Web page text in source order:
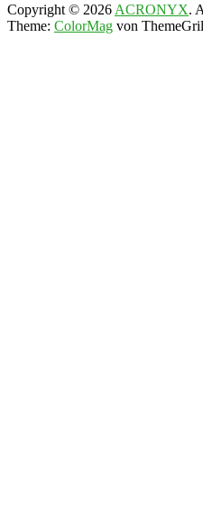
Copyright © 2026 ACRONYX.
Theme: ColorMag von